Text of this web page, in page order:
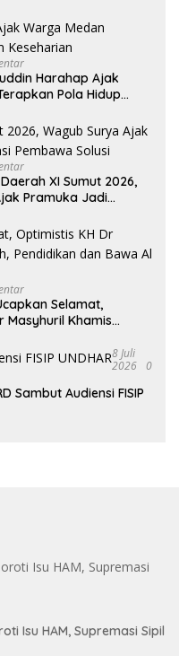
Harahap Ajak
Pola Hidup
XI Sumut 2026,
Pramuka Jadi
Selamat,
Masyhuril Khamis
Maju
8 Juli
2026 0
Sambut Audiensi FISIP
Isu HAM, Supremasi Sipil